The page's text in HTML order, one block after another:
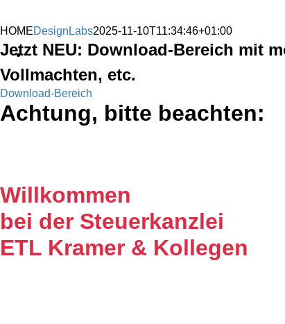
HOMEDesignLabs2025-11-10T11:34:46+01:00
Jetzt NEU: Download-Bereich mit
Vollmachten, etc.
Download-Bereich
Achtung, bitte beachten:
Willkommen
bei der Steuerkanzlei
ETL Kramer & Kollegen